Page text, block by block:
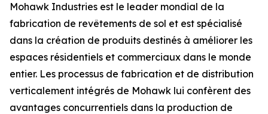
Mohawk Industries est le leader mondial de la
fabrication de revêtements de sol et est spécialisé
dans la création de produits destinés à améliorer les
espaces résidentiels et commerciaux dans le monde
entier. Les processus de fabrication et de distribution
verticalement intégrés de Mohawk lui confèrent des
avantages concurrentiels dans la production de